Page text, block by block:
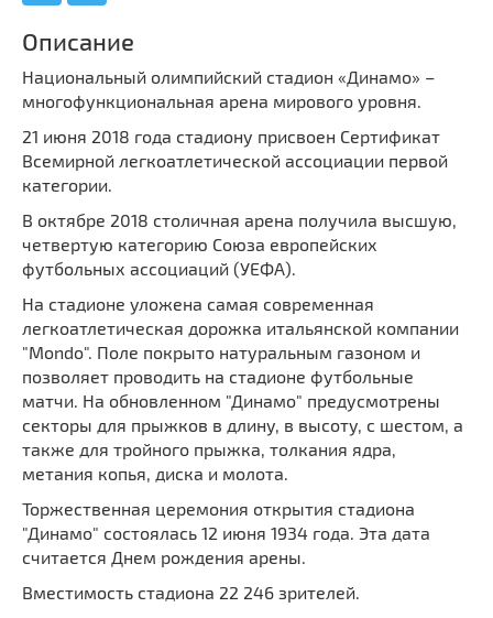
Синагоги
Часовни
Кирхи
Кладбище
Культурные центры
Театры
Галереи
Концертные залы
Описание
Национальный олимпийский стадион «Динамо» –
многофункциональная арена мирового уровня.
21 июня 2018 года стадиону присвоен Сертификат
Всемирной легкоатлетической ассоциации первой
категории.
В октябре 2018 столичная арена получила высшую,
четвертую категорию Союза европейских
футбольных ассоциаций (УЕФА).
На стадионе уложена самая современная
легкоатлетическая дорожка итальянской компании
"Mondo". Поле покрыто натуральным газоном и
позволяет проводить на стадионе футбольные
матчи. На обновленном "Динамо" предусмотрены
секторы для прыжков в длину, в высоту, с шестом, а
также для тройного прыжка, толкания ядра,
метания копья, диска и молота.
Торжественная церемония открытия стадиона
"Динамо" состоялась 12 июня 1934 года. Эта дата
считается Днем рождения арены.
Вместимость стадиона 22 246 зрителей.